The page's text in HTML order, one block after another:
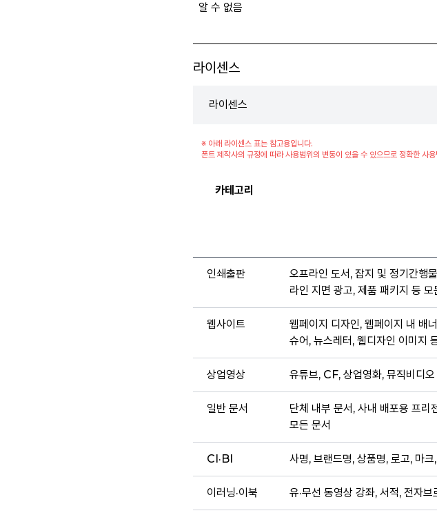
알 수 없음
라이센스
라이센스
※ 아래 라이센스 표는 참고용입니다.
폰트 제작사의 규정에 따라 사용범위의 변동이 있을 수 있으므로 정확한 사
카테고리
인쇄출판
오프라인 도서, 잡지 및 정기간행
라인 지면 광고, 제품 패키지 등 모
웹사이트
웹페이지 디자인, 웹페이지 내 배
슈어, 뉴스레터, 웹디자인 이미지
상업영상 유튜브, CF, 상업영화, 뮤직비디
일반 문서
단체 내부 문서, 사내 배포용 프리
모든 문서
CI·BI 사명, 브랜드명, 상품명, 로고, 마
이러닝·이북 유·무선 동영상 강좌, 서적, 전자